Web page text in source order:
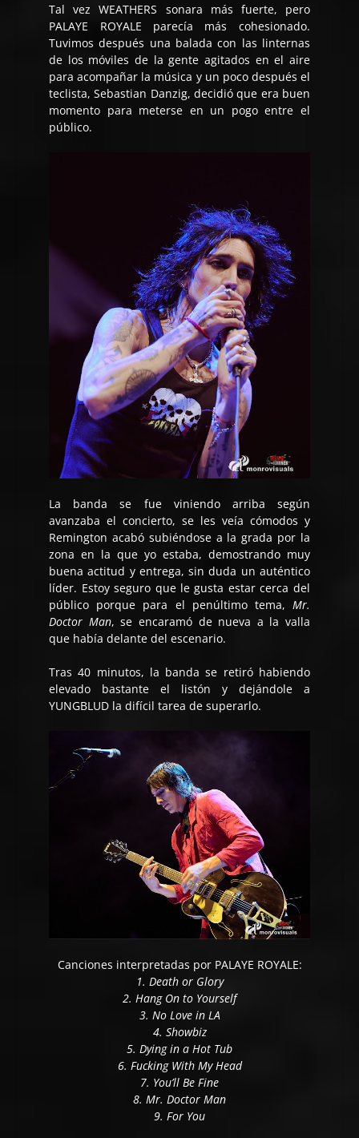
Tal vez WEATHERS sonara más fuerte, pero
PALAYE ROYALE parecía más cohesionado.
Tuvimos después una balada con las linternas
de los móviles de la gente agitados en el aire
para acompañar la música y un poco después el
teclista, Sebastian Danzig, decidió que era buen
momento para meterse en un pogo entre el
público.
La banda se fue viniendo arriba según
avanzaba el concierto, se les veía cómodos y
Remington acabó subiéndose a la grada por la
zona en la que yo estaba, demostrando muy
buena actitud y entrega, sin duda un auténtico
líder. Estoy seguro que le gusta estar cerca del
público porque para el penúltimo tema, Mr.
Doctor Man, se encaramó de nueva a la valla
que había delante del escenario.
Tras 40 minutos, la banda se retiró habiendo
elevado bastante el listón y dejándole a
YUNGBLUD la difícil tarea de superarlo.
Canciones interpretadas por PALAYE ROYALE:
1. Death or Glory
2. Hang On to Yourself
3. No Love in LA
4. Showbiz
5. Dying in a Hot Tub
6. Fucking With My Head
7. You’ll Be Fine
8. Mr. Doctor Man
9. For You